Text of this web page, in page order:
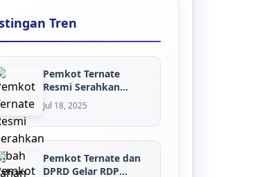
Tren
Pemkot Ternate
Resmi Serahkan
Hibah Lahan kepada
K...
Jul 18, 2025
Pemkot Ternate dan
DPRD Gelar RDP